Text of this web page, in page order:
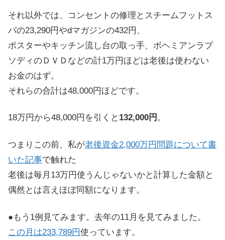
それ以外では、コンセントの修理とスチームフットス
パの23,290円やdマガジンの432円、
ポスターやキッチン流し台の取っ手、ボヘミアンラプ
ソディのＤＶＤなどの計1万円ほどは老後は使わない
お金のはず。
それらの合計は48,000円ほどです。
18万円から48,000円を引くと 132,000円 。
つまりこの前、私が老後資金2,000万円問題について書
いた記事で触れた
老後は毎月13万円使うんじゃないかと計算した金額と
偶然とは言えほぼ同額になります。
●もう1例見てみます。 去年の11月 を見てみました。
この月は233,789円使っています。